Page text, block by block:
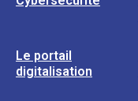
Le portail
digitalisation